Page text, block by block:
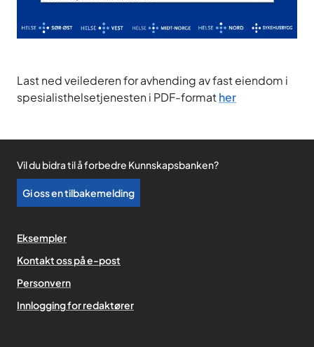
Last ned veilederen for avhending av fast eiendom i
spesialisthelsetjenesten i PDF-formather
Vil du bidra til å forbedre Kunnskapsbanken?
Gi oss en tilbakemelding
Eksempler
Kontakt oss på e-post
Personvern
Innlogging for redaktører